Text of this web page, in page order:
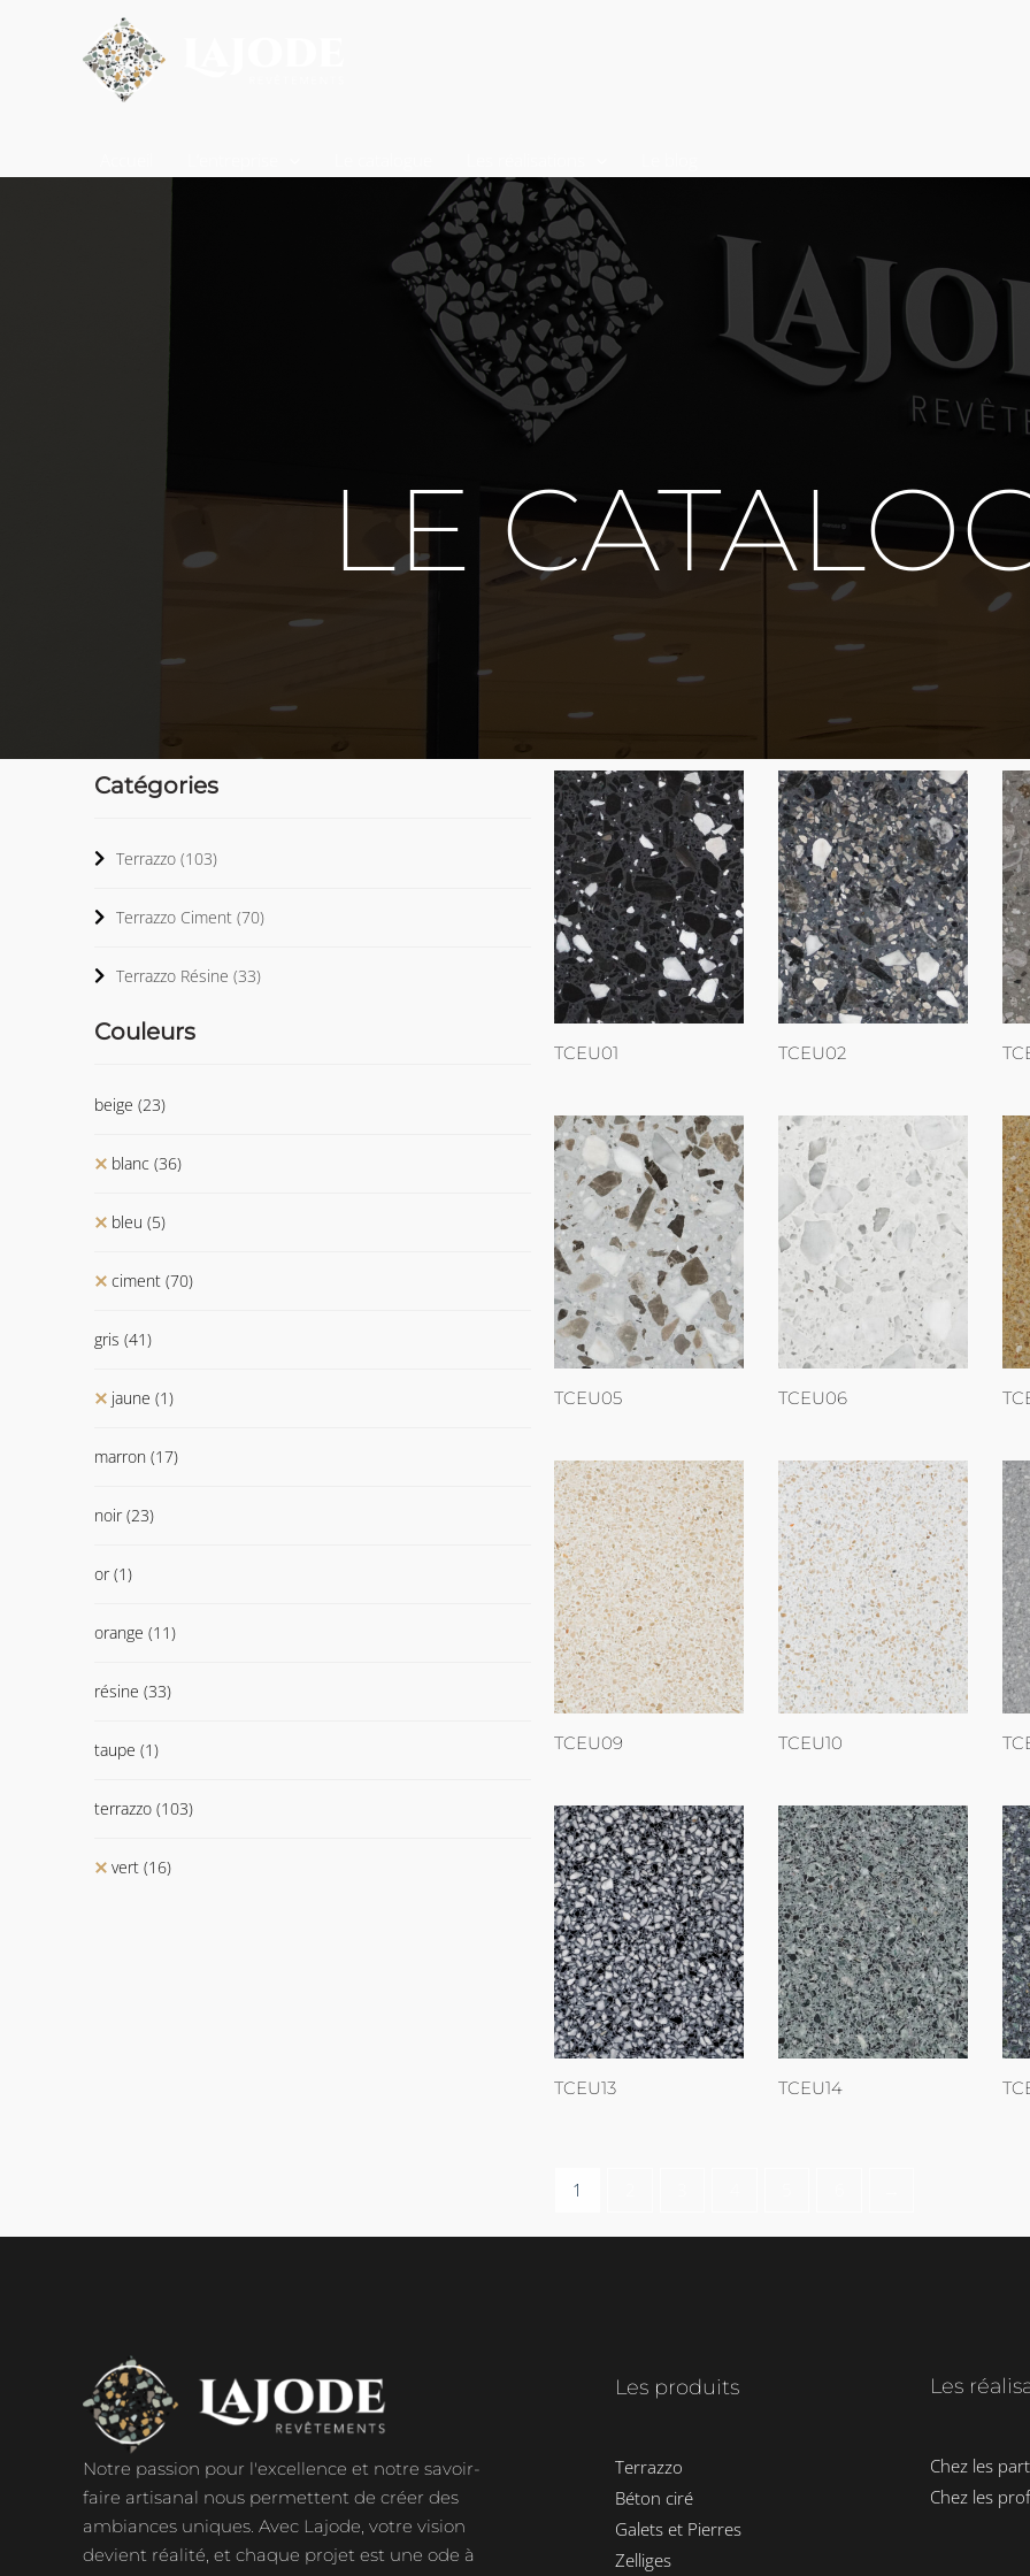
LE
Catégories
Terrazzo (103)
Terrazzo Ciment (70)
Terrazzo Résine (33)
Couleurs
beige (23)
blanc (36)
bleu (5)
ciment (70)
gris (41)
jaune (1)
marron (17)
noir(23)
or(1)
orange (11)
résine (33)
taupe (1)
terrazzo (103)
vert (16)
TCEU01 TCEU02
TCEU05 TCEU06
TCEU09 TCEU10
TCEU13 TCEU14
1
Notre passion pour l'excellence et notre savoir-
faire artisanal nous permettent de créer des
ambiances uniques. Avec Lajode, votre vision
devient réalité, et chaque projet est une ode à
Les produits
Terrazzo
Béton ciré
Galets et Pierres
Zelliges
Les
Chez les
Chez les